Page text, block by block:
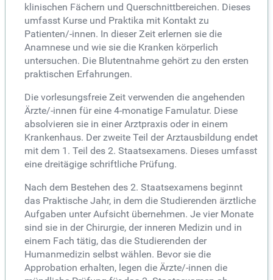
klinischen Fächern und Querschnittbereichen. Dieses
umfasst Kurse und Praktika mit Kontakt zu
Patienten/-innen. In dieser Zeit erlernen sie die
Anamnese und wie sie die Kranken körperlich
untersuchen. Die Blutentnahme gehört zu den ersten
praktischen Erfahrungen.
Die vorlesungsfreie Zeit verwenden die angehenden
Ärzte/-innen für eine 4-monatige Famulatur. Diese
absolvieren sie in einer Arztpraxis oder in einem
Krankenhaus. Der zweite Teil der Arztausbildung endet
mit dem 1. Teil des 2. Staatsexamens. Dieses umfasst
eine dreitägige schriftliche Prüfung.
Nach dem Bestehen des 2. Staatsexamens beginnt
das Praktische Jahr, in dem die Studierenden ärztliche
Aufgaben unter Aufsicht übernehmen. Je vier Monate
sind sie in der Chirurgie, der inneren Medizin und in
einem Fach tätig, das die Studierenden der
Humanmedizin selbst wählen. Bevor sie die
Approbation erhalten, legen die Ärzte/-innen die